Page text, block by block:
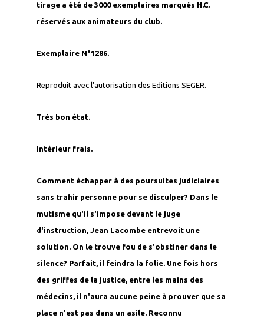
tirage a été de 3000 exemplaires marqués H.C.
réservés aux animateurs du club.
Exemplaire N°1286.
Reproduit avec l'autorisation des Editions SEGER.
Très bon état.
Intérieur frais.
Comment échapper à des poursuites judiciaires
sans trahir personne pour se disculper? Dans le
mutisme qu'il s'impose devant le juge
d'instruction, Jean Lacombe entrevoit une
solution. On le trouve fou de s'obstiner dans le
silence? Parfait, il feindra la folie. Une fois hors
des griffes de la justice, entre les mains des
médecins, il n'aura aucune peine à prouver que sa
place n'est pas dans un asile. Reconnu